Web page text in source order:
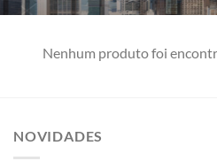
Nenhum produto foi
NOVIDADES